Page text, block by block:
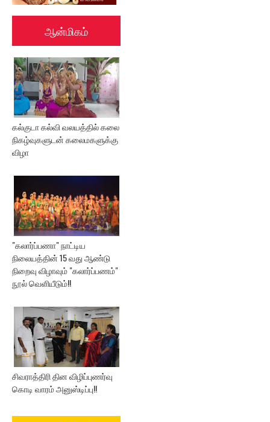
ஆன்மிகம்
கல்குடா கல்வி வலயத்தில் கலை
நிகழ்வுகளுடன் கலைமகளுக்கு
விழா
"கலார்ப்பணா" நாட்டிய
நிலையத்தின் 15 வது ஆண்டு
நிறைவு விழாவும் "கலார்ப்பணம்"
நூல் வெளியீடும்!!
சிவராத்திரி தின விழிப்புணர்வு
கொடி வாரம் அனுஸ்டிப்பு!!